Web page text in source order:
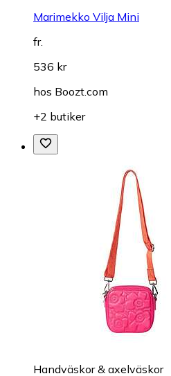
Marimekko Vilja Mini
fr.
536 kr
hos Boozt.com
+2 butiker
Handväskor & axelväskor